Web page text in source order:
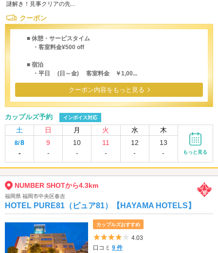
謎解き！見事クリアの先...
クーポン
■ 休憩・サービスタイム
・客室料金¥500 off
■ 宿泊
・平日 (日～金) 客室料金 ￥1,00...
クーポン内容をもっと見る
カップルズ予約 インボイス対応
土 日 月 火 水 木
8/8
-
9
-
10
-
11
-
12
-
13
-
もっと見る
NUMBER SHOTから4.3km
福岡県 福岡市中央区春吉
HOTEL PURE81（ピュア81）【HAYAMA HOTELS】
カップルズおすすめ
5つ星のうち4
4.03
口コミ9 件